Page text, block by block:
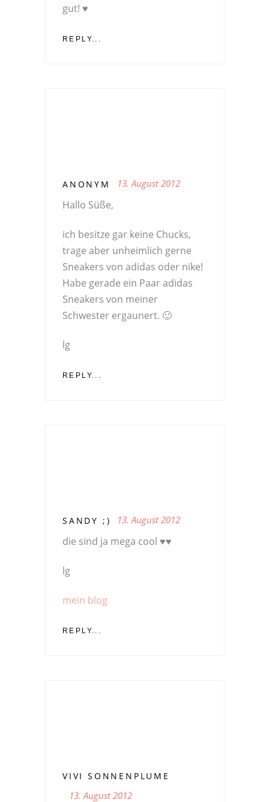
gut! ♥
REPLY...
ANONYM 13. August 2012
Hallo Süße,
ich besitze gar keine Chucks,
trage aber unheimlich gerne
Sneakers von adidas oder nike!
Habe gerade ein Paar adidas
Sneakers von meiner
Schwester ergaunert. 🙂
lg
REPLY...
SANDY ;) 13. August 2012
die sind ja mega cool ♥♥
lg
mein blog
REPLY...
VIVI SONNENPLUME
13. August 2012